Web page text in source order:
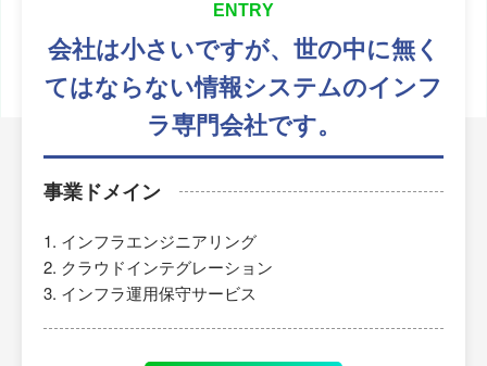
ENTRY
会社は小さいですが、 世の中に無く
てはならない情報システムのインフ
ラ専門会社です。
事業ドメイン
インフラエンジニアリング
クラウドインテグレーション
インフラ運用保守サービス